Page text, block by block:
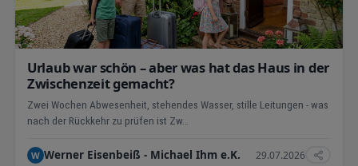
Urlaub war schön – aber was hat das Haus in der
Zwischenzeit gemacht?
Zwei Wochen Abwesenheit, stehendes Wasser, stille Leitungen - was
nach der Rückkehr zu prüfen ist Zw…
W Werner Eisenbeiß - Michael Ihm e.K. 29.07.2026